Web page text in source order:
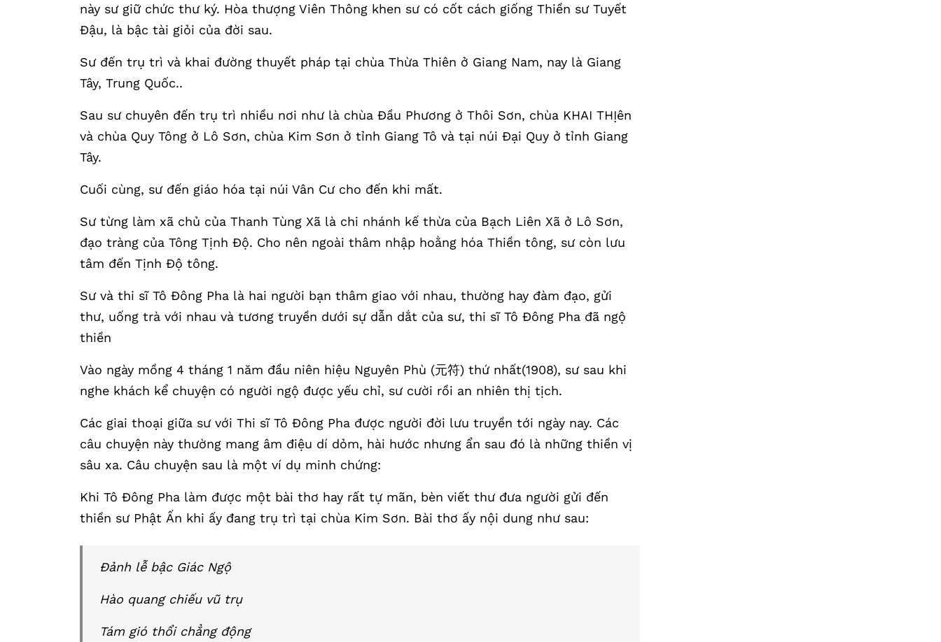
này sư giữ chức thư ký. Hòa thượng Viên Thông khen sư có cốt cách giống Thiền sư Tuyết
Đậu, là bậc tài giỏi của đời sau.
Sư đến trụ trì và khai đường thuyết pháp tại chùa Thừa Thiên ở Giang Nam, nay là Giang
Tây, Trung Quốc..
Sau sư chuyên đến trụ trì nhiều nơi như là chùa Đầu Phương ở Thôi Sơn, chùa KHAI THỊên
và chùa Quy Tông ở Lô Sơn, chùa Kim Sơn ở tỉnh Giang Tô và tại núi Đại Quy ở tỉnh Giang
Tây.
Cuối cùng, sư đến giáo hóa tại núi Vân Cư cho đến khi mất.
Sư từng làm xã chủ của Thanh Tùng Xã là chi nhánh kế thừa của Bạch Liên Xã ở Lô Sơn,
đạo tràng của Tông Tịnh Độ. Cho nên ngoài thâm nhập hoằng hóa Thiền tông, sư còn lưu
tâm đến Tịnh Độ tông.
Sư và thi sĩ Tô Đông Pha là hai người bạn thâm giao với nhau, thường hay đàm đạo, gửi
thư, uống trà với nhau và tương truyền dưới sự dẫn dắt của sư, thi sĩ Tô Đông Pha đã ngộ
thiền
Vào ngày mồng 4 tháng 1 năm đầu niên hiệu Nguyên Phù (元符) thứ nhất(1908), sư sau khi
nghe khách kể chuyện có người ngộ được yếu chỉ, sư cười rồi an nhiên thị tịch.
Các giai thoại giữa sư với Thi sĩ Tô Đông Pha được người đời lưu truyền tới ngày nay. Các
câu chuyện này thường mang âm điệu dí dỏm, hài hước nhưng ẩn sau đó là những thiền vị
sâu xa. Câu chuyện sau là một ví dụ minh chứng:
Khi Tô Đông Pha làm được một bài thơ hay rất tự mãn, bèn viết thư đưa người gửi đến
thiền sư Phật Ấn khi ấy đang trụ trì tại chùa Kim Sơn. Bài thơ ấy nội dung như sau:
Đảnh lễ bậc Giác Ngộ
Hào quang chiếu vũ trụ
Tám gió thổi chẳng động